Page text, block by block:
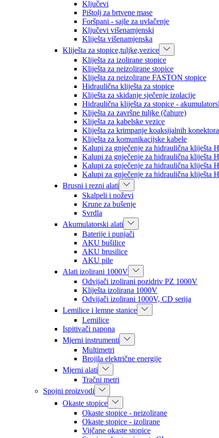
Ključevi
Pištolj za brtvene mase
Foršpani - sajle za uvlačenje
Ključevi višenamjenski
Kliješta višenamjenska
Kliješta za stopice,tuljke,vezice
Kliješta za izolirane stopice
Kliješta za neizolirane stopice
Kliješta za neizolirane FASTON stopice
Hidraulična kliješta za stopice
Kliješta za skidanje sječenje izolacije
Hidraulična kliješta za stopice -
Kliješta za završne tuljke (čahure)
Kliješta za kabelske vezice
Kliješta za krimpanje koaksijalnih konektora
Kliješta za komunikacijske kabele
Kalupi za gnječenje za hidraulična kliješta
Kalupi za gnječenje za hidraulična kliješta
Kalupi za gnječenje za hidraulična kliješta
Kalupi za gnječenje za hidraulična kliješta
Brusni i rezni alati
Skalpeli i noževi
Krune za bušenje
Svrdla
Akumulatorski alati
Baterije i punjači
AKU bušilice
AKU brusilice
AKU pile
Alati izolirani 1000V
Odvijači izolirani pozidriv PZ 1000V
Kliješta izolirana 1000V
Odvijači izolirani 1000V, CD serija
Lemilice i lemne stanice
Lemilice
Ispitivači napona
Mjerni instrumenti
Multimetri
Brojila električne energije
Mjerni alati
Tračni metri
Spojni proizvodi
Okaste stopice
Okaste stopice - neizolirane
Okaste stopice - izolirane
Vijčane okaste stopice